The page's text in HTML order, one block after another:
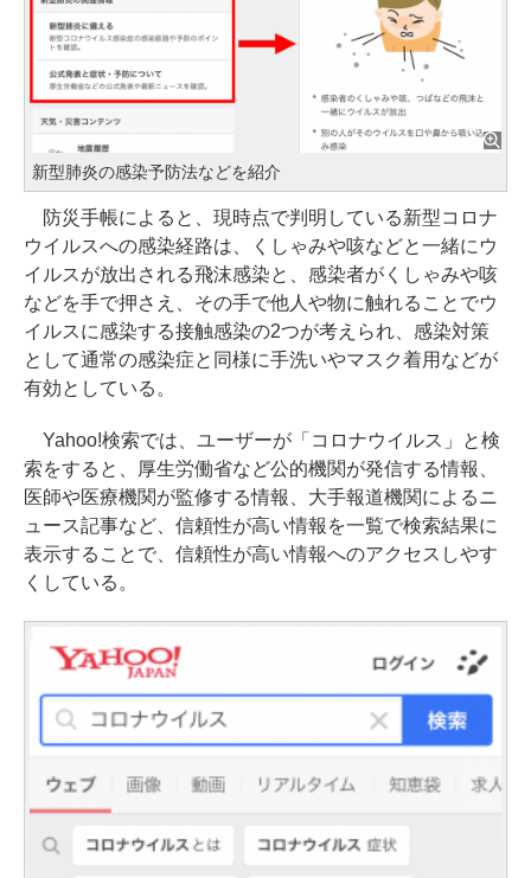
新型肺炎の感染予防法などを紹介
防災手帳によると、現時点で判明している新型コロナ
ウイルスへの感染経路は、くしゃみや咳などと一緒にウ
イルスが放出される飛沫感染と、感染者がくしゃみや咳
などを手で押さえ、その手で他人や物に触れることでウ
イルスに感染する接触感染の2つが考えられ、感染対策
として通常の感染症と同様に手洗いやマスク着用などが
有効としている。
Yahoo!検索では、ユーザーが「コロナウイルス」と検
索をすると、厚生労働省など公的機関が発信する情報、
医師や医療機関が監修する情報、大手報道機関によるニ
ュース記事など、信頼性が高い情報を一覧で検索結果に
表示することで、信頼性が高い情報へのアクセスしやす
くしている。